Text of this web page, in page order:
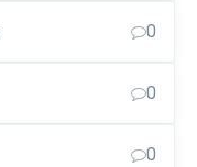
0
0
0